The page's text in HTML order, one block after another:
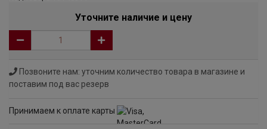
Уточните наличие и цену
Позвоните нам: уточним количество товара в магазине и
поставим под вас резерв
Принимаем к оплате карты